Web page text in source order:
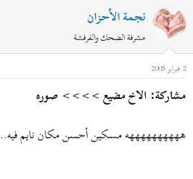
نجمة الأحزان
مشرفة الضحك والفرفشة
2 فبراير 2005
مشاركة: الاخ مضيع >>>> صوره
ههههههههههه مسكين أحسن مكان نايم فيه..